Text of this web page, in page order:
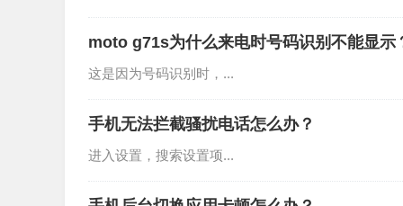
moto g71s为什么来电时号码识别不能显示
这是因为号码识别时，...
手机无法拦截骚扰电话怎么办？
进入设置，搜索设置项...